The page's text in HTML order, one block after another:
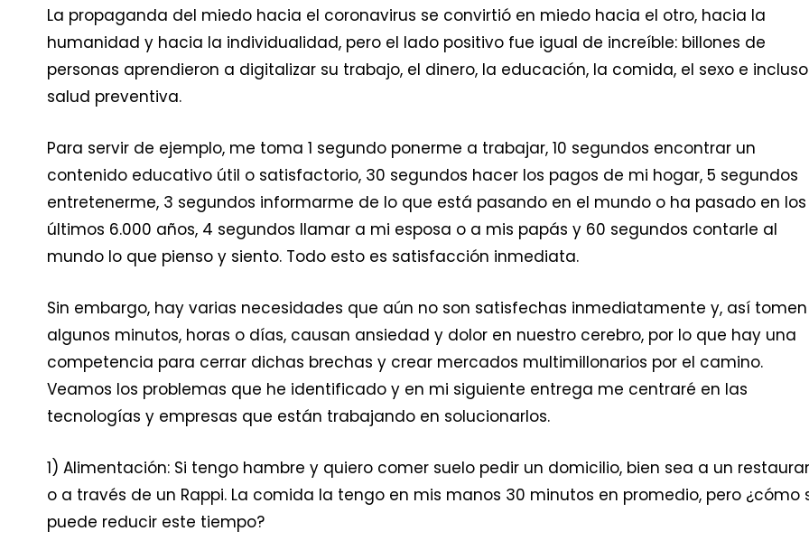
La propaganda del miedo hacia el coronavirus se convirtió en miedo hacia el otro, hacia la
humanidad y hacia la individualidad, pero el lado positivo fue igual de increíble: billones de
personas aprendieron a digitalizar su trabajo, el dinero, la educación, la comida, el sexo e
salud preventiva.
Para servir de ejemplo, me toma 1 segundo ponerme a trabajar, 10 segundos encontrar un
contenido educativo útil o satisfactorio, 30 segundos hacer los pagos de mi hogar, 5 segundos
entretenerme, 3 segundos informarme de lo que está pasando en el mundo o ha pasado en los
últimos 6.000 años, 4 segundos llamar a mi esposa o a mis papás y 60 segundos contarle al
mundo lo que pienso y siento. Todo esto es satisfacción inmediata.
Sin embargo, hay varias necesidades que aún no son satisfechas inmediatamente y, así tomen
algunos minutos, horas o días, causan ansiedad y dolor en nuestro cerebro, por lo que hay una
competencia para cerrar dichas brechas y crear mercados multimillonarios por el camino.
Veamos los problemas que he identificado y en mi siguiente entrega me centraré en las
tecnologías y empresas que están trabajando en solucionarlos.
1) Alimentación: Si tengo hambre y quiero comer suelo pedir un domicilio, bien sea a un
o a través de un Rappi. La comida la tengo en mis manos 30 minutos en promedio, pero ¿cómo
puede reducir este tiempo?